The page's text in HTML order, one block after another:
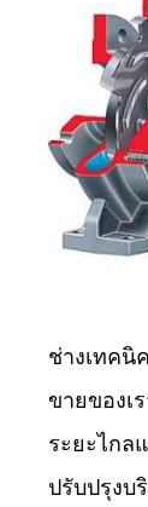
ช่างเทคนิ
ขายของเ
ระยะไกล
ปรับปรุงบ